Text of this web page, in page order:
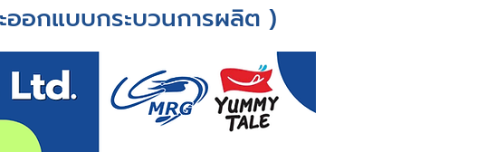
อกแบบกระบวนการผลิต )